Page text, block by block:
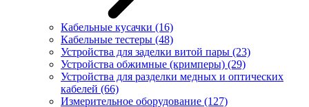
Кабельные кусачки (16)
Кабельные тестеры (48)
Устройства для заделки витой пары (23)
Устройства обжимные (кримперы) (29)
Устройства для разделки медных и оптических
кабелей (66)
Измерительное оборудование (127)